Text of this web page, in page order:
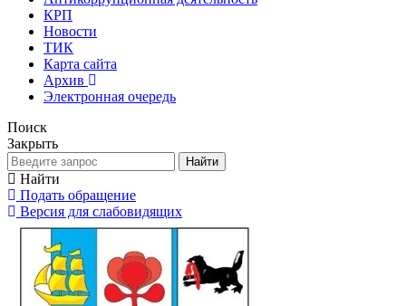
КРП
Новости
ТИК
Карта сайта
Архив
Электронная очередь
Поиск
Закрыть
Найти
Найти
Подать обращение
Версия для слабовидящих